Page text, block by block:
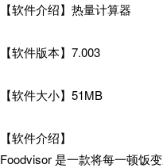
【软件介绍】热量计算器
【软件版本】7.003
【软件大小】51MB
【软件介绍】
Foodvisor 是一款将每一顿饭